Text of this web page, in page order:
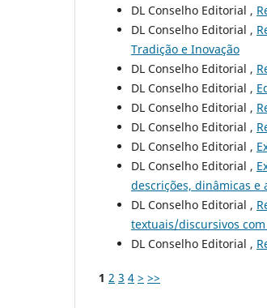
DL Conselho Editorial ,
DL Conselho Editorial ,
Tradição e Inovação
DL Conselho Editorial ,
DL Conselho Editorial ,
DL Conselho Editorial ,
DL Conselho Editorial ,
DL Conselho Editorial ,
DL Conselho Editorial ,
descrições, dinâmicas e
DL Conselho Editorial ,
textuais/discursivos
DL Conselho Editorial ,
1 2 3 4 > >>